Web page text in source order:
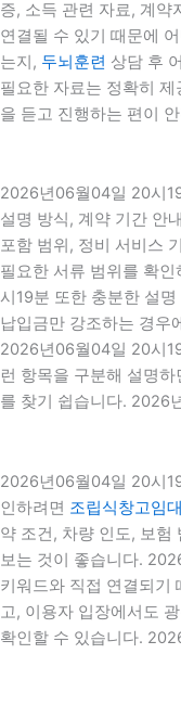
증, 소득 관련 자료, 계약
연결될 수 있기 때문에
는지, 두뇌훈련 상담 후
필요한 자료는 정확히
을 듣고 진행하는 편이
2026년06월04일 20시
설명 방식, 계약 기간 안
포함 범위, 정비 서비스
필요한 서류 범위를 확
시19분 또한 충분한 설
납입금만 강조하는 경우
2026년06월04일 20시
런 항목을 구분해 설명
를 찾기 쉽습니다. 2026
2026년06월04일 20시
인하려면 조립식창고임
약 조건, 차량 인도, 보험
보는 것이 좋습니다.
키워드와 직접 연결되기
고, 이용자 입장에서도
확인할 수 있습니다.